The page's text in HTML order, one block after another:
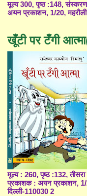
मूल्य 300, पृष्ठ :148,
अयन प्रकाशन, 1/20,
खूँटी पर टँगी
मूल्य : 260, पृष्ठ :132,
प्रकाशक : अयन प्रकाशन, 1/
दिल्ली-110030 2